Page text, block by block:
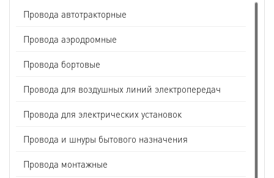
Провода автотракторные
Провода аэродромные
Провода бортовые
Провода для воздушных линий электропередач
Провода для электрических установок
Провода и шнуры бытового назначения
Провода монтажные